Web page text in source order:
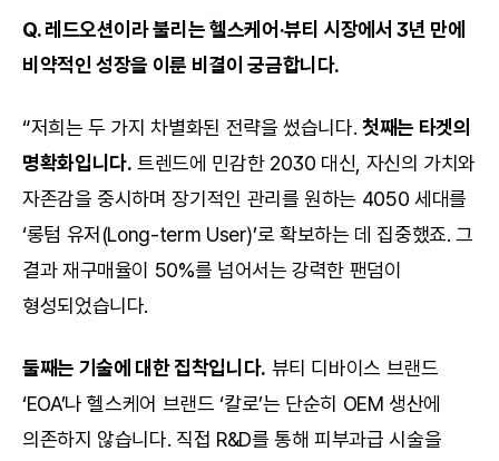
Q. 레드오션이라 불리는 헬스케어·뷰티 시장에서 3년 만에
비약적인 성장을 이룬 비결이 궁금합니다.
“저희는 두 가지 차별화된 전략을 썼습니다. 첫째는 타겟의
명확화입니다. 트렌드에 민감한 2030 대신, 자신의 가치와
자존감을 중시하며 장기적인 관리를 원하는 4050 세대를
‘롱텀 유저(Long-term User)’로 확보하는 데 집중했죠. 그
결과 재구매율이 50%를 넘어서는 강력한 팬덤이
형성되었습니다.
둘째는 기술에 대한 집착입니다. 뷰티 디바이스 브랜드
‘EOA’나 헬스케어 브랜드 ‘칼로’는 단순히 OEM 생산에
의존하지 않습니다. 직접 R&D를 통해 피부과급 시술을